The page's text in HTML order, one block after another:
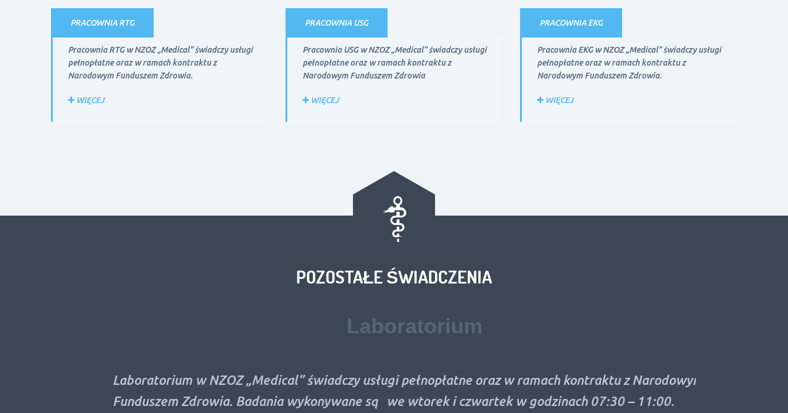
PRACOWNIA RTG
Pracownia RTG w NZOZ „Medical” świadczy usługi
pełnopłatne oraz w ramach kontraktu z
Narodowym Funduszem Zdrowia.
WIĘCEJ
PRACOWNIA USG
Pracownia USG w NZOZ „Medical” świadczy usługi
pełnopłatne oraz w ramach kontraktu z
Narodowym Funduszem Zdrowia
WIĘCEJ
PRACOWNIA EKG
Pracownia EKG w NZOZ „Medical” świadczy usługi
pełnopłatne oraz w ramach kontraktu z
Narodowym Funduszem Zdrowia.
WIĘCEJ
POZOSTAŁE ŚWIADCZENIA
Laboratorium
Laboratorium w NZOZ „Medical” świadczy usługi pełnopłatne oraz w ramach kontraktu z Narodowym
Funduszem Zdrowia. Badania wykonywane są we wtorek i czwartek w godzinach 07:30 – 11:00.